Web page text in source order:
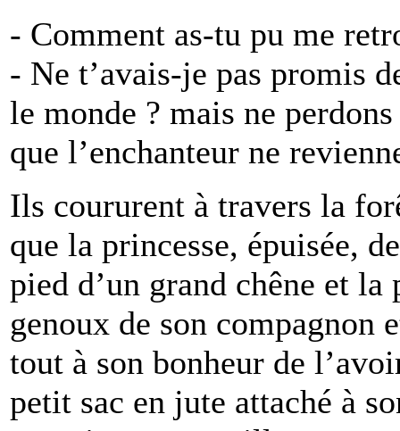
- Comment as-tu pu me
- Ne t’avais-je pas promis
le monde ? mais ne
que l’enchanteur ne
Ils coururent à travers la
que la princesse, épuisée,
pied d’un grand chêne et la
genoux de son
tout à son bonheur de
petit sac en jute attaché à